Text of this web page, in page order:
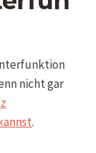
nicht gar
.